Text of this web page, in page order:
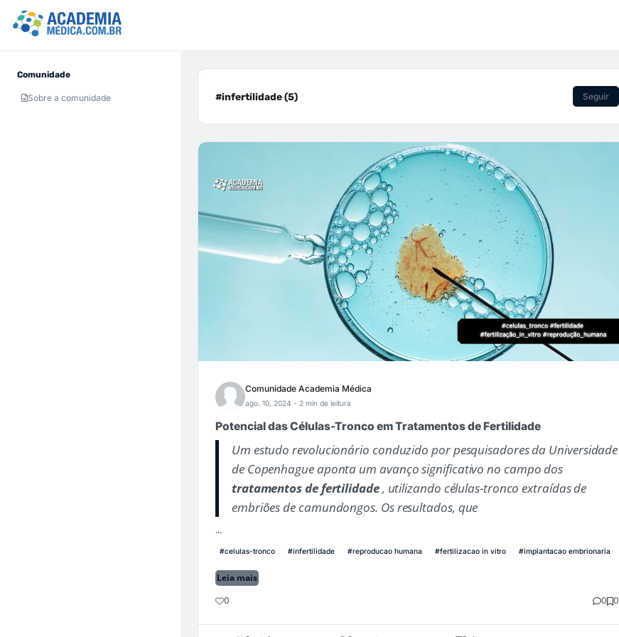
Comunidade
Sobre a comunidade #infertilidade (5) Seguir
Comunidade Academia Médica
ago. 10, 2024 - 2 min de leitura
Potencial das Células-Tronco em Tratamentos de Fertilidade
Um estudo revolucionário conduzido por pesquisadores da Universidade
de Copenhague aponta um avanço significativo no campo dos
tratamentos de fertilidade, utilizando células-tronco extraídas de
embriões de camundongos. Os resultados, que
...
#celulas-tronco #infertilidade #reproducao humana #fertilizacao in vitro #implantacao embrionaria
Leia mais
0 0 0